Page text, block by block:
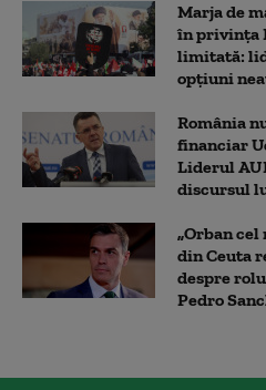
Marja de
în privința
limitată:
opțiuni
România
financiar
Liderul
discursul
„Orban cel
din Ceuta
despre
Pedro